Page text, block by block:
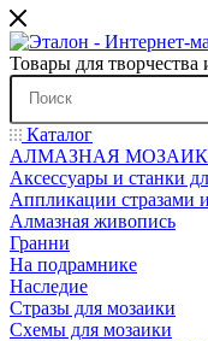
Товары для творчества
Каталог
АЛМАЗНАЯ
Аксессуары и станки
Аппликации стразами
Алмазная живопись
Гранни
На подрамнике
Наследие
Стразы для мозаики
Схемы для мозаики